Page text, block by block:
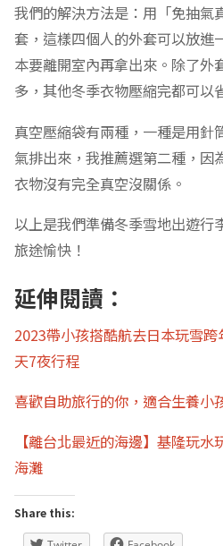
我們的解決方法是：用「免抽氣
套，這樣四個人的外套可以放進
本要離開室內再拿出來。除了外
多，其他冬季衣物壓縮完都可以
真空壓縮袋有兩種，一種是用針
氣排出來，我推薦選第二種，因
衣物沒有完全真空沒關係。
以上是我們準備冬季雪地出遊行
旅途愉快！
延伸閱讀：
2023帶小孩搭酷航去日本玩雪
天7夜行程
喜歡自助旅行的你，適合生養小
【離台北最近的海邊】基隆玩
海灘
Share this: